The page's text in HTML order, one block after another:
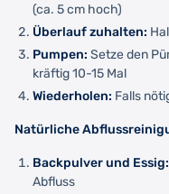
(ca. 5 cm hoch)
Überlauf zuhalten:
Pumpen: Setze den
kräftig 10-15 Mal
Wiederholen: Falls
Natürliche
Backpulver und Essig:
Abfluss